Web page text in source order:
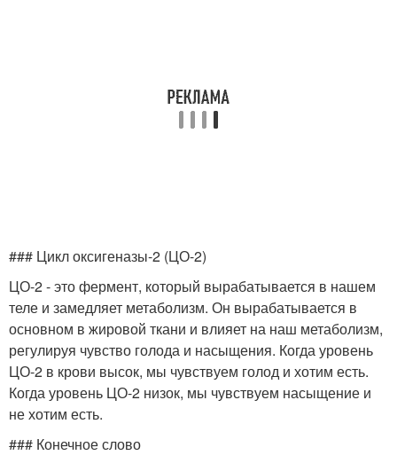
### Цикл оксигеназы-2 (ЦО-2)
ЦО-2 - это фермент, который вырабатывается в нашем
теле и замедляет метаболизм. Он вырабатывается в
основном в жировой ткани и влияет на наш метаболизм,
регулируя чувство голода и насыщения. Когда уровень
ЦО-2 в крови высок, мы чувствуем голод и хотим есть.
Когда уровень ЦО-2 низок, мы чувствуем насыщение и
не хотим есть.
### Конечное слово